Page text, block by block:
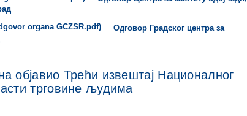
Одговор Градског центра за
објавио Трећи извештај Националног
трговине људима